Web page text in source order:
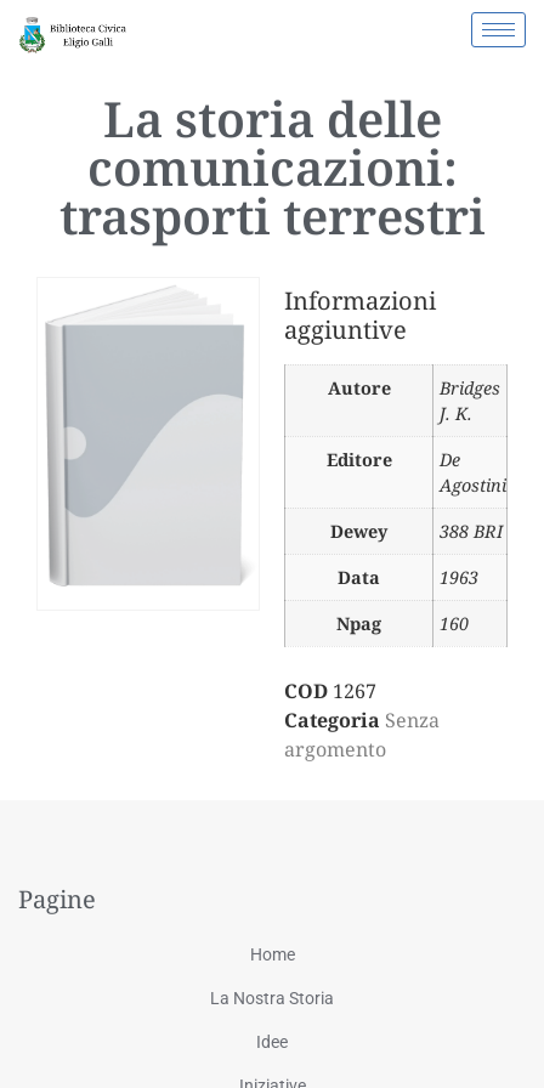
La storia delle
comunicazioni:
trasporti terrestri
Informazioni
aggiuntive
Autore
Bridges
J. K.
Editore
De
Agostini
Dewey
388 BRI
Data
1963
Npag
160
COD 1267
Categoria Senza
argomento
Pagine
Home
La Nostra Storia
Idee